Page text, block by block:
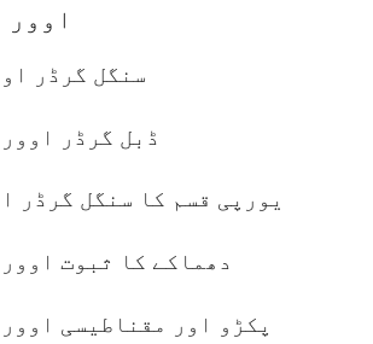
سنگل گرڈر
ڈبل گرڈر
یورپی قسم کا سنگل گرڈر
دھماکے کا ثبوت
پکڑو اور مقناطیسی